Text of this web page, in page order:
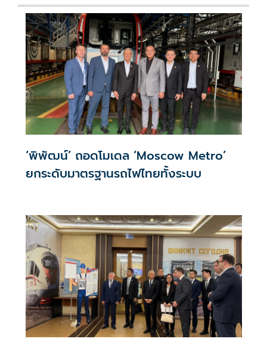
‘พิพัฒน์’ ถอดโมเดล ‘Moscow Metro’
ยกระดับมาตรฐานรถไฟไทยทั้งระบบ